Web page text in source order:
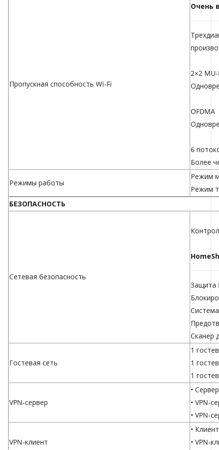
Пропускная способность Wi-Fi
Очень
2×2
OFDMA
6
Более
Режимы работы
Режим
Режим
БЕЗОПАСНОСТЬ
Сетевая безопасность
Защита
Сканер
Гостевая сеть
1
1
1
VPN-сервер
•
• VPN-
• VPN-
VPN-клиент
•
• VPN-